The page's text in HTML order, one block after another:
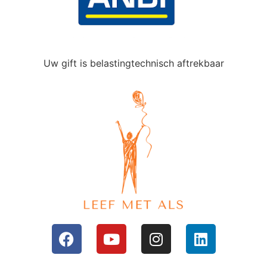
Uw gift is belastingtechnisch aftrekbaar